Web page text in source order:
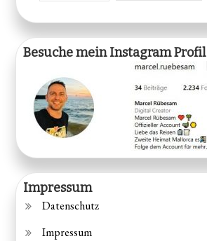
Besuche mein Instagram Profil
Impressum
Datenschutz
Impressum